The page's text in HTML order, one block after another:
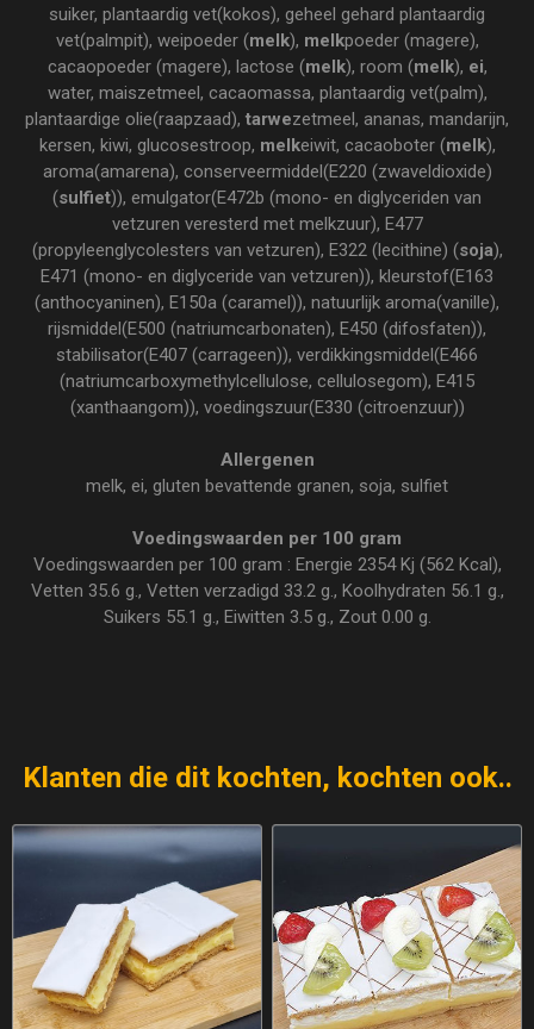
suiker, plantaardig vet(kokos), geheel gehard plantaardig
vet(palmpit), weipoeder (melk), melkpoeder (magere),
cacaopoeder (magere), lactose (melk), room (melk), ei,
water, maiszetmeel, cacaomassa, plantaardig vet(palm),
plantaardige olie(raapzaad), tarwezetmeel, ananas, mandarijn,
kersen, kiwi, glucosestroop, melkeiwit, cacaoboter (melk),
aroma(amarena), conserveermiddel(E220 (zwaveldioxide)
(sulfiet)), emulgator(E472b (mono- en diglyceriden van
vetzuren veresterd met melkzuur), E477
(propyleenglycolesters van vetzuren), E322 (lecithine) (soja),
E471 (mono- en diglyceride van vetzuren)), kleurstof(E163
(anthocyaninen), E150a (caramel)), natuurlijk aroma(vanille),
rijsmiddel(E500 (natriumcarbonaten), E450 (difosfaten)),
stabilisator(E407 (carrageen)), verdikkingsmiddel(E466
(natriumcarboxymethylcellulose, cellulosegom), E415
(xanthaangom)), voedingszuur(E330 (citroenzuur))
Allergenen
melk, ei, gluten bevattende granen, soja, sulfiet
Voedingswaarden per 100 gram
Voedingswaarden per 100 gram : Energie 2354 Kj (562 Kcal),
Vetten 35.6 g., Vetten verzadigd 33.2 g., Koolhydraten 56.1 g.,
Suikers 55.1 g., Eiwitten 3.5 g., Zout 0.00 g.
Klanten die dit kochten, kochten ook..